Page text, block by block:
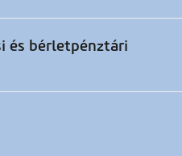
és bérletpénztári